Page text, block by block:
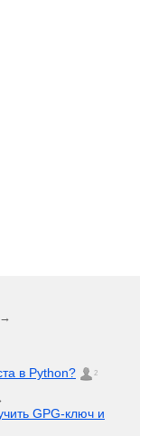
→
в Python? 2
GPG-ключ и